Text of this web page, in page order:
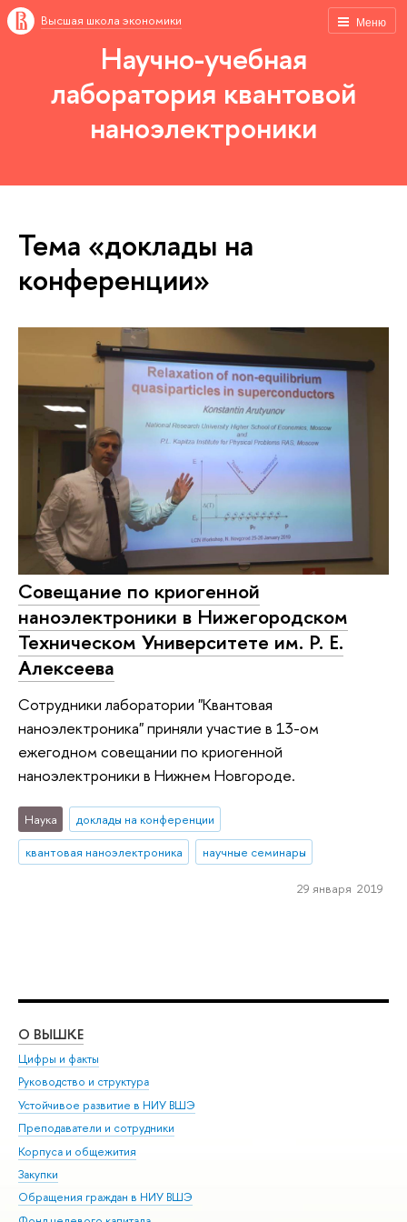
Меню
Высшая школа экономики
Научно-учебная
лаборатория квантовой
наноэлектроники
Тема «доклады на
конференции»
Совещание по криогенной
наноэлектроники в Нижегородском
Техническом Университете им. Р. Е.
Алексеева
Сотрудники лаборатории "Квантовая
наноэлектроника" приняли участие в 13-ом
ежегодном совещании по криогенной
наноэлектроники в Нижнем Новгороде.
Наука
доклады на конференции
квантовая наноэлектроника
научные семинары
29 января 2019
О ВЫШКЕ
Цифры и факты
Руководство и структура
Устойчивое развитие в НИУ ВШЭ
Преподаватели и сотрудники
Корпуса и общежития
Закупки
Обращения граждан в НИУ ВШЭ